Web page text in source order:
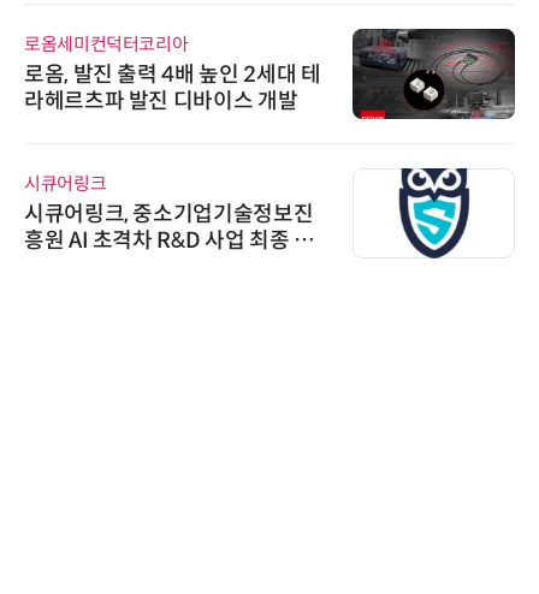
로옴세미컨덕터코리아
로옴, 발진 출력 4배 높인 2세대 테
라헤르츠파 발진 디바이스 개발
시큐어링크
시큐어링크, 중소기업기술정보진
흥원 AI 초격차 R&D 사업 최종 선